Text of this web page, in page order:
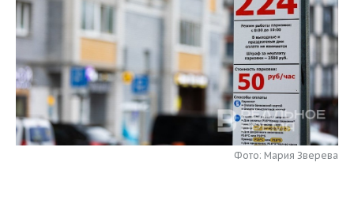
НЕФТЕХИМИЯ
НЕФТЬ
ОПК
ЭНЕРГЕТИКА
РОЗНИЧНАЯ ТОРГОВЛЯ
ТРАНСПОРТ
УСЛУГИ
НОВОСТИ ТЕХНОЛОГИЙ
IT
МЕДИА
ТЕЛЕКОММУНИКАЦИИ
МЕРОПРИЯТИЯ
НОВОСТИ МЕРОПРИЯТИЙ
ВЫЕЗДНАЯ РЕДАКЦИЯ
БИЗНЕС-БРАНЧИ
СПОРТ
НОВОСТИ СПОРТА
ФУТБОЛ
ОБЩЕСТВО
НОВОСТИ ОБЩЕСТВА
ФОТОГАЛЕРЕЯ
Фото: Мария Зверева